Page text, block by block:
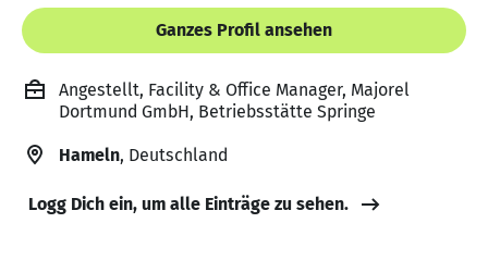
Ganzes Profil ansehen
Angestellt, Facility & Office Manager, Majorel
Dortmund GmbH, Betriebsstätte Springe
Hameln, Deutschland
Logg Dich ein, um alle Einträge zu sehen.